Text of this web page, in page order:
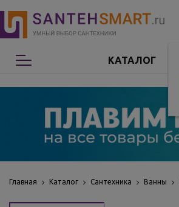
КАТАЛОГ
Сантехника
Мебель для ванной
Аксессуары для ванной
Главная Каталог Сантехника Ванны